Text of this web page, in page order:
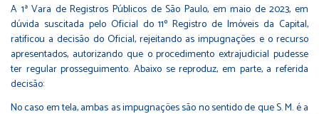
A 1ª Vara de Registros Públicos de São Paulo, em maio de 2023, em
dúvida suscitada pelo Oficial do 11º Registro de Imóveis da Capital,
ratificou a decisão do Oficial, rejeitando as impugnações e o recurso
apresentados, autorizando que o procedimento extrajudicial pudesse
ter regular prosseguimento. Abaixo se reproduz, em parte, a referida
decisão:
No caso em tela, ambas as impugnações são no sentido de que S. M. é a